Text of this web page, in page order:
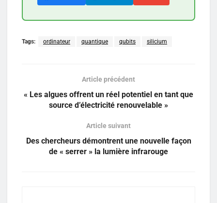
Tags: ordinateur quantique qubits silicium
Article précédent
« Les algues offrent un réel potentiel en tant que
source d’électricité renouvelable »
Article suivant
Des chercheurs démontrent une nouvelle façon
de « serrer » la lumière infrarouge